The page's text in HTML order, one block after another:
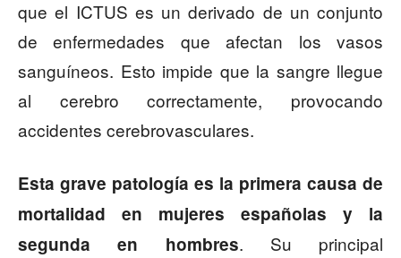
que el ICTUS es un derivado de un conjunto
de enfermedades que afectan los vasos
sanguíneos. Esto impide que la sangre llegue
al cerebro correctamente, provocando
accidentes cerebrovasculares.
Esta grave patología es la primera causa de
mortalidad en mujeres españolas y la
segunda en hombres. Su principal